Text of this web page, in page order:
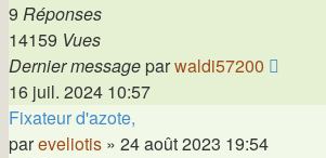
9 Réponses
14159 Vues
Dernier messageparwaldi57200
16 juil. 2024 10:57
Fixateur d'azote,
pareveliotis » 24 août 2023 19:54